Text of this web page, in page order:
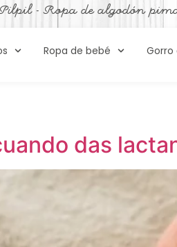
- Ropa de algodón
Ropa de bebé Gorro
das